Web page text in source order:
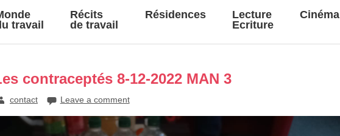
travail
Récits
de travail
Résidences
Lecture
Ecriture
Cinéma
contraceptés 8-12-2022 MAN 3
contact Leave a comment